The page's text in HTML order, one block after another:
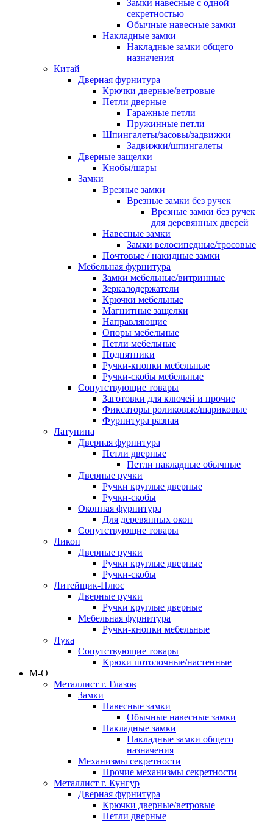
Замки навесные с одной
секретностью
Обычные навесные замки
Накладные замки
Накладные замки общего
назначения
Китай
Дверная фурнитура
Крючки дверные/ветровые
Петли дверные
Гаражные петли
Пружинные петли
Шпингалеты/засовы/задвижки
Задвижки/шпингалеты
Дверные защелки
Кнобы/шары
Замки
Врезные замки
Врезные замки без ручек
Врезные замки без ручек
для деревянных дверей
Навесные замки
Замки велосипедные/тросовые
Почтовые / накидные замки
Мебельная фурнитура
Замки мебельные/витринные
Зеркалодержатели
Крючки мебельные
Магнитные защелки
Направляющие
Опоры мебельные
Петли мебельные
Подпятники
Ручки-кнопки мебельные
Ручки-скобы мебельные
Сопутствующие товары
Заготовки для ключей и прочие
Фиксаторы роликовые/шариковые
Фурнитура разная
Латунина
Дверная фурнитура
Петли дверные
Петли накладные обычные
Дверные ручки
Ручки круглые дверные
Ручки-скобы
Оконная фурнитура
Для деревянных окон
Сопутствующие товары
Ликон
Дверные ручки
Ручки круглые дверные
Ручки-скобы
Литейщик-Плюс
Дверные ручки
Ручки круглые дверные
Мебельная фурнитура
Ручки-кнопки мебельные
Лука
Сопутствующие товары
Крюки потолочные/настенные
М-О
Металлист г. Глазов
Замки
Навесные замки
Обычные навесные замки
Накладные замки
Накладные замки общего
назначения
Механизмы секретности
Прочие механизмы секретности
Металлист г. Кунгур
Дверная фурнитура
Крючки дверные/ветровые
Петли дверные